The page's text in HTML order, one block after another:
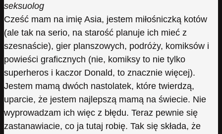
seksuolog
Cześć mam na imię Asia, jestem miłośniczką kotów
(ale tak na serio, na starość planuje ich mieć z
szesnaście), gier planszowych, podróży, komiksów i
powieści graficznych (nie, komiksy to nie tylko
superheros i kaczor Donald, to znacznie więcej).
Jestem mamą dwóch nastolatek, które twierdzą,
uparcie, że jestem najlepszą mamą na świecie. Nie
wyprowadzam ich więc z błędu. Teraz pewnie się
zastanawiacie, co ja tutaj robię. Tak się składa, że